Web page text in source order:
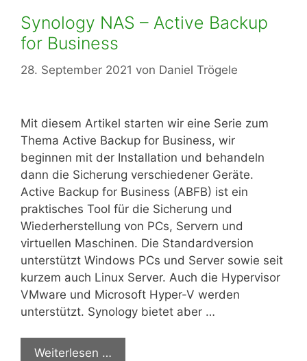
Synology NAS – Active Backup
for Business
28. September 2021 von Daniel Trögele
Mit diesem Artikel starten wir eine Serie zum
Thema Active Backup for Business, wir
beginnen mit der Installation und behandeln
dann die Sicherung verschiedener Geräte.
Active Backup for Business (ABFB) ist ein
praktisches Tool für die Sicherung und
Wiederherstellung von PCs, Servern und
virtuellen Maschinen. Die Standardversion
unterstützt Windows PCs und Server sowie seit
kurzem auch Linux Server. Auch die Hypervisor
VMware und Microsoft Hyper-V werden
unterstützt. Synology bietet aber …
Weiterlesen …